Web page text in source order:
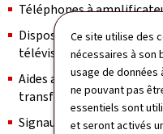
Ce site utilise des
nécessaires à son
usage de
ne pouvant pas
essentiels sont
et seront activés
Téléphones à
Dispositifs de
télévision
Aides auditives tactiles
transformant le son en
Signaux de portes et